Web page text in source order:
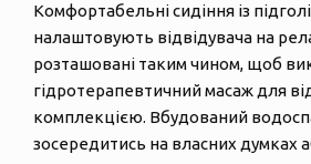
Комфортабельні сидіння із
налаштовують відвідувача на
розташовані таким чином, щоб
гідротерапевтичний масаж для
комплекцією. Вбудований
зосередитись на власних думках